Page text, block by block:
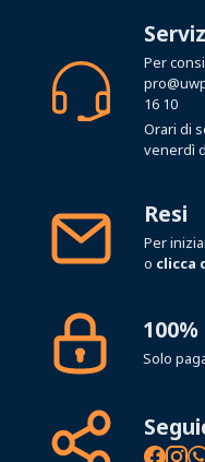
Per
16 10
Orari di
venerdì
Resi
Per
o clicca
Solo